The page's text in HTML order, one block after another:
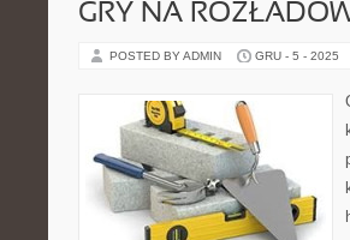
GRY NA
POSTED BY ADMIN GRU - 5 - 2025